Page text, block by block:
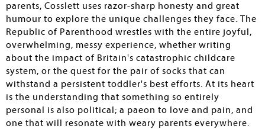
parents, Cosslett uses razor-sharp honesty and great
humour to explore the unique challenges they face. The
Republic of Parenthood wrestles with the entire joyful,
overwhelming, messy experience, whether writing
about the impact of Britain's catastrophic childcare
system, or the quest for the pair of socks that can
withstand a persistent toddler's best efforts. At its heart
is the understanding that something so entirely
personal is also political; a paeon to love and pain, and
one that will resonate with weary parents everywhere.